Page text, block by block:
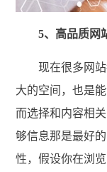
5、高品质网
现在很多网站
大的空间，也是
而选择和内容相
够信息那是最好
性，假设你在浏